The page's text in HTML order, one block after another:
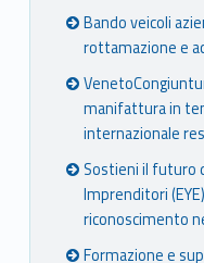
Bando veicoli
rottamazione e
manifattura in
internazionale
Sostieni il futuro
Imprenditori
riconoscimento
Formazione e